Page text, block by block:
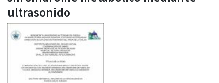
ultrasonido